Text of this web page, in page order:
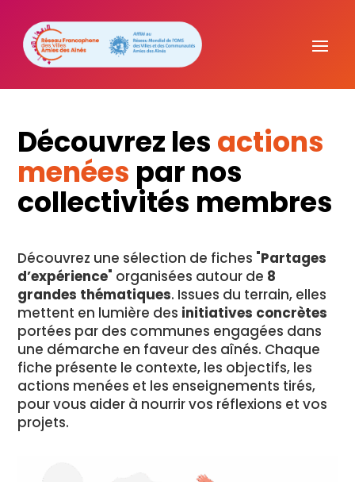
Découvrez les actions
menées par nos
collectivités membres
Découvrez une sélection de fiches "Partages
d’expérience" organisées autour de 8
grandes thématiques. Issues du terrain, elles
mettent en lumière des initiatives concrètes
portées par des communes engagées dans
une démarche en faveur des aînés. Chaque
fiche présente le contexte, les objectifs, les
actions menées et les enseignements tirés,
pour vous aider à nourrir vos réflexions et vos
projets.